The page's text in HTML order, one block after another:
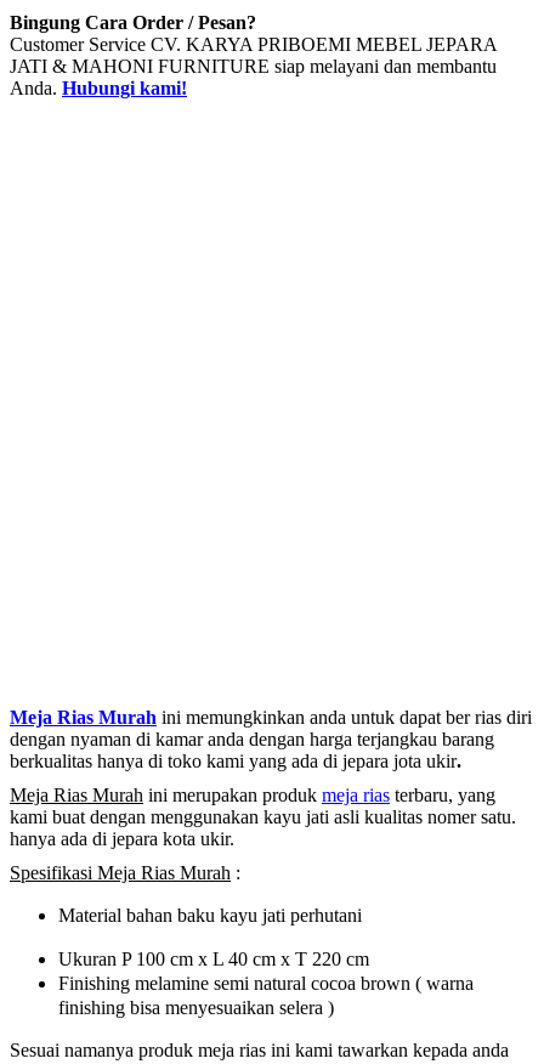
Bingung Cara Order / Pesan?
Customer Service CV. KARYA PRIBOEMI MEBEL JEPARA
JATI & MAHONI FURNITURE siap melayani dan membantu
Anda. Hubungi kami!
Meja Rias Murah ini memungkinkan anda untuk dapat ber rias diri
dengan nyaman di kamar anda dengan harga terjangkau barang
berkualitas hanya di toko kami yang ada di jepara jota ukir.
Meja Rias Murah ini merupakan produk meja rias terbaru, yang
kami buat dengan menggunakan kayu jati asli kualitas nomer satu.
hanya ada di jepara kota ukir.
Spesifikasi Meja Rias Murah :
Material bahan baku kayu jati perhutani
Ukuran P 100 cm x L 40 cm x T 220 cm
Finishing melamine semi natural cocoa brown ( warna
finishing bisa menyesuaikan selera )
Sesuai namanya produk meja rias ini kami tawarkan kepada anda